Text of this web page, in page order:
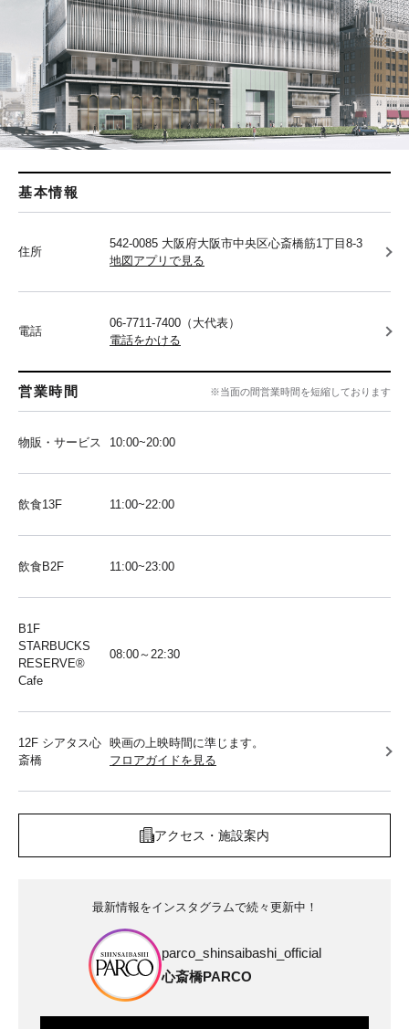
基本情報
住所
542-0085 大阪府大阪市中央区心斎橋筋1丁目8-3
地図アプリで見る
電話
06-7711-7400（大代表）
電話をかける
営業時間 ※当面の間営業時間を短縮しております
物販・サービス 10:00~20:00
飲食13F 11:00~22:00
飲食B2F 11:00~23:00
B1F
STARBUCKS
RESERVE®︎
Cafe
08:00～22:30
12F シアタス心
斎橋
映画の上映時間に準じます。
フロアガイドを見る
アクセス・施設案内
最新情報をインスタグラムで続々更新中！
parco_shinsaibashi_official
心斎橋PARCO